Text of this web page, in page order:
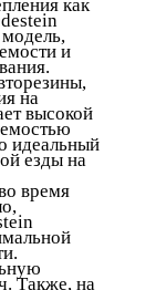
как
и
на
высокой
идеальный
езды на
время
Также, на